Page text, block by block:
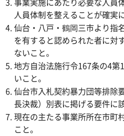
人員体制を整えることが確実
仙台・八戸・鶴岡三市より指
を有すると認められた者に対
ないこと。
地方自治法施行令167条の4第
いこと。
仙台市入札契約暴力団等排除
長決裁）別表に掲げる要件に
現在の主たる事業所所在市町
こと。